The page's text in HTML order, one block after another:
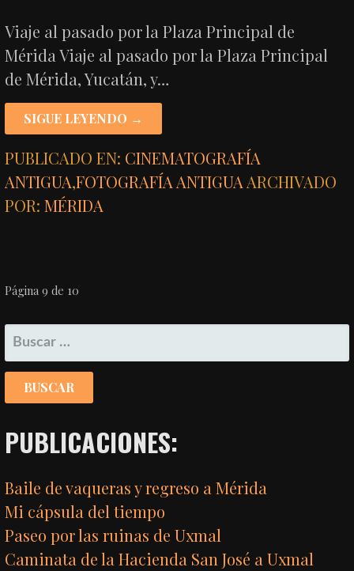
Viaje al pasado por la Plaza Principal de
Mérida Viaje al pasado por la Plaza Principal
de Mérida, Yucatán, y…
SIGUE LEYENDO →
PUBLICADO EN: CINEMATOGRAFÍA
ANTIGUA,FOTOGRAFÍA ANTIGUA ARCHIVADO
POR:MÉRIDA
NAVEGACIÓN
POR
ENTRADA
Página 9 de 10
BUSCAR:
PUBLICACIONES:
Baile de vaqueras y regreso a Mérida
Mi cápsula del tiempo
Paseo por las ruinas de Uxmal
Caminata de la Hacienda San José a Uxmal